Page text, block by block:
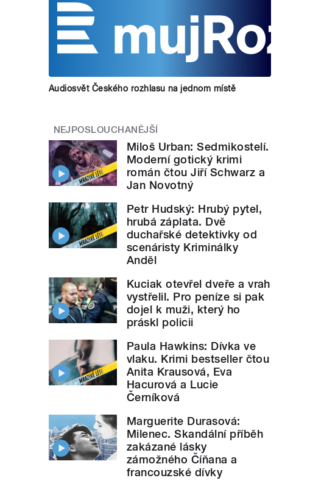
Audiosvět Českého rozhlasu na jednom místě
NEJPOSLOUCHANĚJŠÍ
Miloš Urban: Sedmikostelí.
Moderní gotický krimi
román čtou Jiří Schwarz a
Jan Novotný
Petr Hudský: Hrubý pytel,
hrubá záplata. Dvě
duchařské detektivky od
scenáristy Kriminálky
Anděl
Kuciak otevřel dveře a vrah
vystřelil. Pro peníze si pak
dojel k muži, který ho
práskl policii
Paula Hawkins: Dívka ve
vlaku. Krimi bestseller čtou
Anita Krausová, Eva
Hacurová a Lucie
Černíková
Marguerite Durasová:
Milenec. Skandální příběh
zakázané lásky
zámožného Číňana a
francouzské dívky